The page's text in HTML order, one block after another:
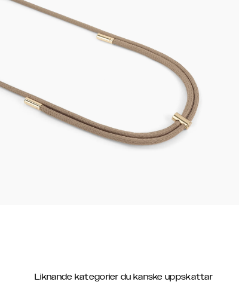
Liknande kategorier du kanske uppskattar